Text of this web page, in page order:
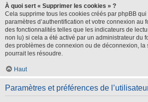
À quoi sert « Supprimer les cookies » ?
Cela supprime tous les cookies créés par phpBB
paramètres d’authentification et votre connexion au
des fonctionnalités telles que les indicateurs de
non lu) si cela a été activé par un administrateur du
des problèmes de connexion ou de déconnexion, la
pourrait les résoudre.
Haut
Paramètres et préférences de